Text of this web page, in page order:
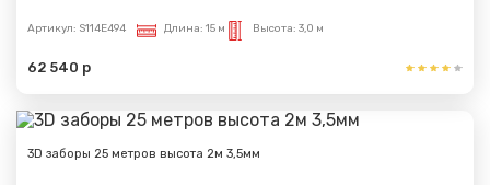
Артикул: S114E494 Длина: 15 м Высота: 3,0 м
62 540 р
3D заборы 25 метров высота 2м 3,5мм